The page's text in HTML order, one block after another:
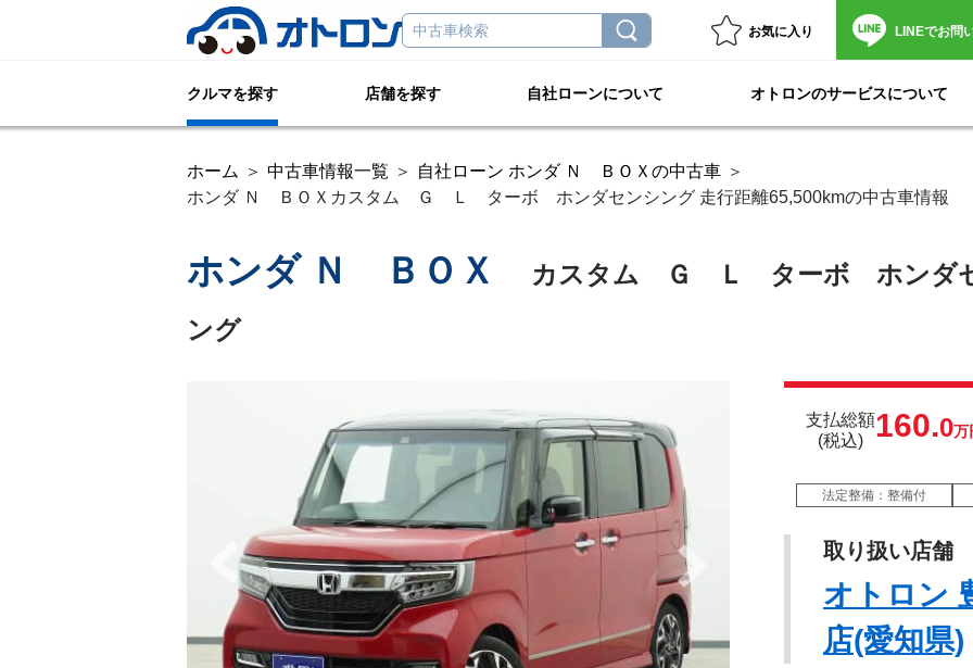
お気に入り LINEでお問
クルマを探す 店舗を探す 自社ローンについて オトロンのサービスについて
ホーム 中古車情報一覧
自社ローン ホンダ Ｎ ＢＯＸの中古車
ホンダ Ｎ ＢＯＸカスタム Ｇ Ｌ ターボ ホンダセンシング 走行距離65,500kmの中古車情報
ホンダ Ｎ ＢＯＸ
カスタム Ｇ Ｌ ターボ ホンダ
ング
支払総額
(税込)
160.0万
法定整備：整備付
取り扱い店舗
オトロン
店(愛知県)